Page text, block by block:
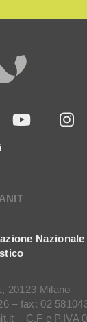
20123 Milano
– fax: 02
– C.F e P.IVA